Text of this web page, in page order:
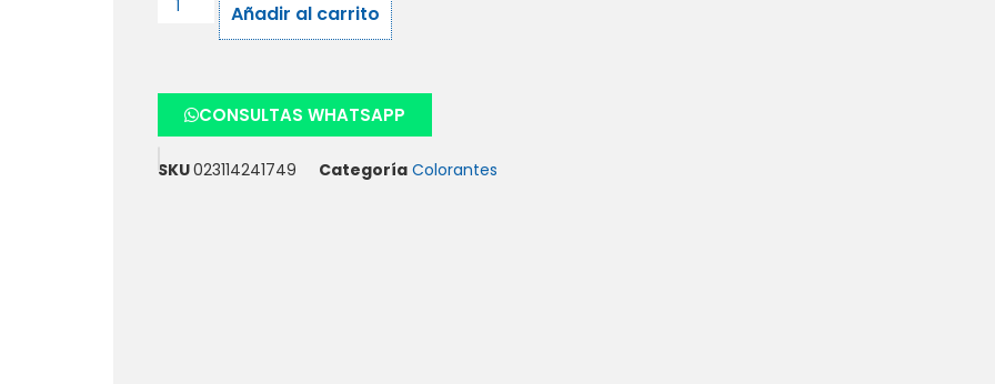
Añadir al carrito
CONSULTAS WHATSAPP
SKU023114241749 Categoría Colorantes